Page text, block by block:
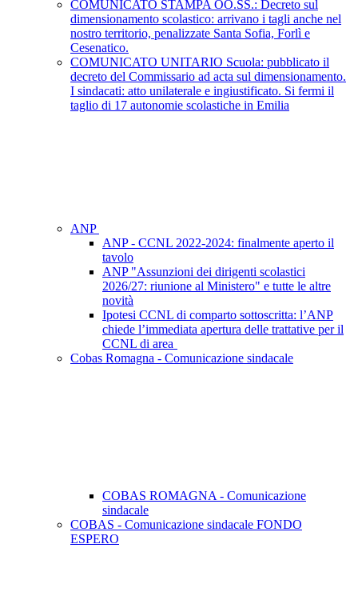
COMUNICATO STAMPA OO.SS.: Decreto sul
dimensionamento scolastico: arrivano i tagli anche nel
nostro territorio, penalizzate Santa Sofia, Forlì e
Cesenatico.
COMUNICATO UNITARIO Scuola: pubblicato il
decreto del Commissario ad acta sul dimensionamento.
I sindacati: atto unilaterale e ingiustificato. Si fermi il
taglio di 17 autonomie scolastiche in Emilia
ANP
ANP - CCNL 2022-2024: finalmente aperto il
tavolo
ANP "Assunzioni dei dirigenti scolastici
2026/27: riunione al Ministero" e tutte le altre
novità
Ipotesi CCNL di comparto sottoscritta: l’ANP
chiede l’immediata apertura delle trattative per il
CCNL di area
Cobas Romagna - Comunicazione sindacale
COBAS ROMAGNA - Comunicazione
sindacale
COBAS - Comunicazione sindacale FONDO
ESPERO